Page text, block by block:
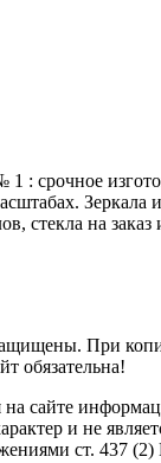
: срочное
Зеркала и
стекла на
При
обязательна!
на сайте
и не
ст. 437